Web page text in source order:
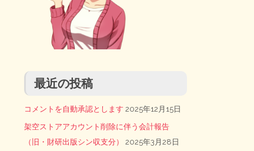
最近の投稿
コメントを自動承認とします 2025年12月15日
架空ストアアカウント削除に伴う会計報告
（旧・財研出版シン収支分）
2025年3月28日